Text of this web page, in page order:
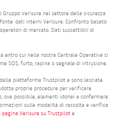
Verisure nel settore della sicurezza
dati interni Verisure. Confronto basato
di mercato. Dati suscettibili di
entro cui nella nostra Centrale Operativa si
SOS, furto, rapina o segnale di intrusione.
piattaforma Trustpilot e sono lasciate
proprie procedure per verificare
ove possibile, elementi idonei a confermare
sulle modalità di raccolta e verifica
pagina Verisure su Trustpilot e